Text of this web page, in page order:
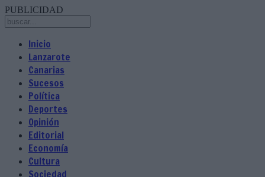
PUBLICIDAD
Inicio
Lanzarote
Canarias
Sucesos
Política
Deportes
Opinión
Editorial
Economía
Cultura
Sociedad